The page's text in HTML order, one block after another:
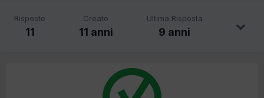
Risposte
11
Creato
11 anni
Ultima Risposta
9 anni